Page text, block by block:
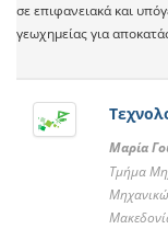
σε επιφανειακά και
γεωχημείας για
Μαρία
Τμήμα